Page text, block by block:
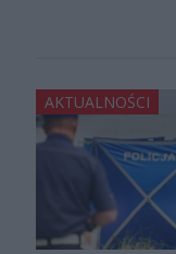
AKTUALNOŚCI